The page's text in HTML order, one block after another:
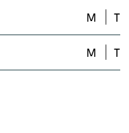
M T
M T